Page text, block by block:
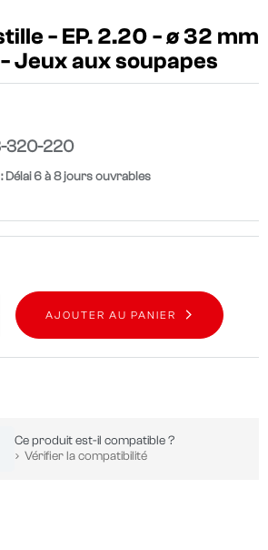
- EP. 2.20 - ø 32 mm
Jeux aux soupapes
320-220
6 à 8 jours ouvrables
AJOUTER AU PANIER
Ce produit est-il compatible ?
Vérifier la compatibilité